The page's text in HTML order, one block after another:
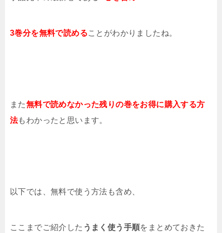
3巻分を無料で読めることがわかりましたね。
また無料で読めなかった残りの巻をお得に購入する方
法もわかったと思います。
以下では、無料で使う方法も含め、
ここまでご紹介した うまく使う手順をまとめておきた